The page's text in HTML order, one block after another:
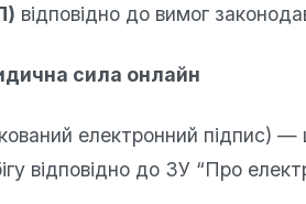
відповідно до вимог
сила онлайн
електронний підпис)
відповідно до ЗУ “Про